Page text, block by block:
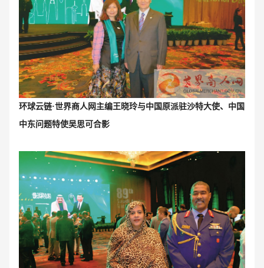
环球云链·世界商人网主编王晓玲与中国原派驻沙特大使、中国
中东问题特使吴思可合影